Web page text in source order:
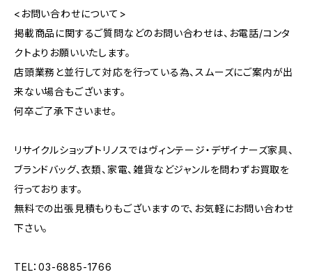
<お問い合わせについて>
掲載商品に関するご質問などのお問い合わせは、お電話/コンタ
クトよりお願いいたします。
店頭業務と並行して対応を行っている為、スムーズにご案内が出
来ない場合もございます。
何卒ご了承下さいませ。
リサイクルショップトリノスではヴィンテージ・デザイナーズ家具、
ブランドバッグ、衣類、家電、雑貨などジャンルを問わずお買取を
行っております。
無料での出張見積もりもございますので、お気軽にお問い合わせ
下さい。
TEL：03-6885-1766